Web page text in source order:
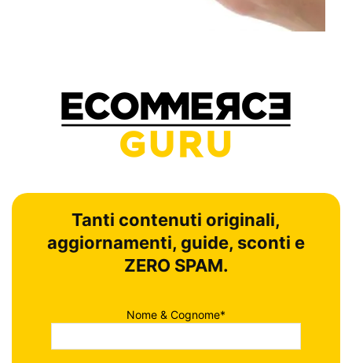
Tanti contenuti originali,
aggiornamenti, guide, sconti e
ZERO SPAM.
Nome & Cognome*